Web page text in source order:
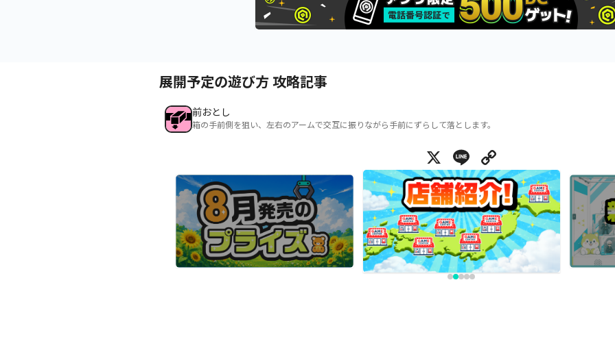
展開予定の遊び方 攻略記事
前おとし
箱の手前側を狙い、左右のアームで交互に振りながら手前にずらして落とします。
X Line